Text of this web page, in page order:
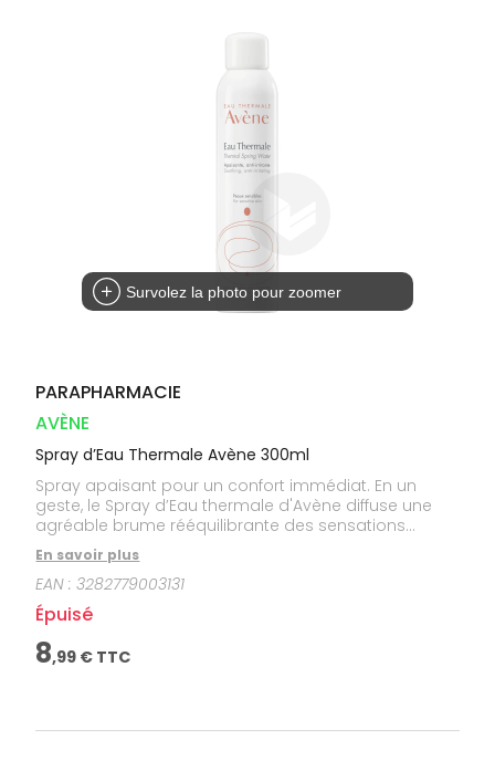
Survolez la photo pour zoomer
PARAPHARMACIE
AVÈNE
Spray d’Eau Thermale Avène 300ml
Spray apaisant pour un confort immédiat. En un
geste, le Spray d’Eau thermale d'Avène diffuse une
agréable brume rééquilibrante des sensations
d'inconfort.Le Spray d'Eau Thermale, apaise
immédiatement les peaux sensibles, irritées ou à
tendance allergique. L'Eau thermale d'Avène, riche
d'un parcours de plus d'un demi-siècle, se charge en
minéraux et oligo-éléments pour atteindre un
équilibre minéral optimal et d'une microflore
spécifique qui lui confère son caractère unique et
En savoir plus
EAN :3282779003131
Épuisé
8,99 € TTC